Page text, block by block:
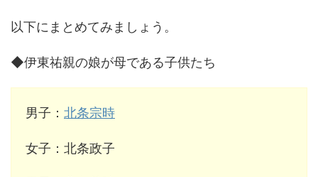
以下にまとめてみましょう。
◆伊東祐親の娘が母である子供たち
男子： 北条宗時
女子：北条政子